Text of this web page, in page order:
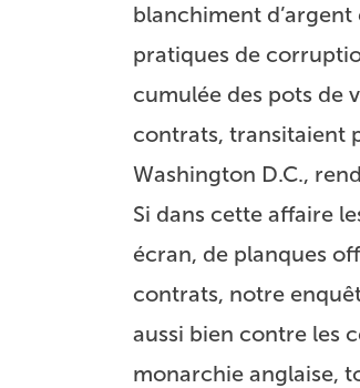
blanchiment
pratiques de
cumulée des pots de
contrats, transitaient
Washington D.C.,
Si dans cette affaire
écran, de planques
contrats, notre
aussi bien contre les
monarchie anglaise,